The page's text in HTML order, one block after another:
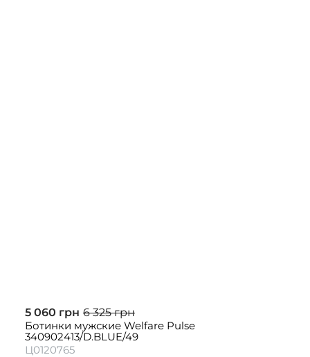
5 060 грн 6 325 грн
Ботинки мужские Welfare Pulse
340902413/D.BLUE/49
Ц0120765